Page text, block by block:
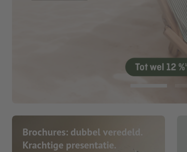
Brochures: dubbel veredeld.
Krachtige presentatie.